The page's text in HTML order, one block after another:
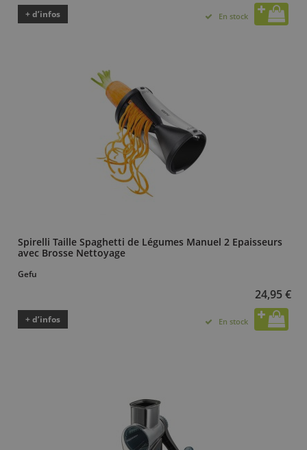
+ d’infos En stock
Spirelli Taille Spaghetti de Légumes Manuel 2 Epaisseurs
avec Brosse Nettoyage
Gefu
24,95 €
+ d’infos En stock